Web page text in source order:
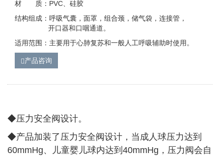
材 质：PVC、硅胶
结构组成：呼吸气囊，面罩，组合颈，储气袋，连接管，
开口器和口咽通道。
适用范围：主要用于心肺复苏和一般人工呼吸辅助时使用。
产品咨询
◆压力安全阀设计。
◆产品加装了压力安全阀设计，当成人球压力达到
60mmHg、儿童婴儿球内达到40mmHg，压力阀会自